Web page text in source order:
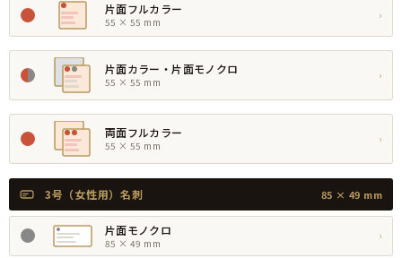
片面フルカラー
55 × 55 mm
›
片面カラー・片面モノクロ
55 × 55 mm
›
両面フルカラー
55 × 55 mm
›
3号（女性用）名刺 85 × 49 mm
片面モノクロ
85 × 49 mm
›